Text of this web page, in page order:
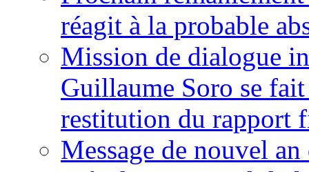
réagit à la probable
Mission de dialogue
Guillaume Soro se
restitution du rapport
Message de nouvel